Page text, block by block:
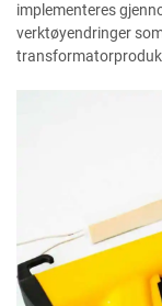
implementeres
verktøyendringer